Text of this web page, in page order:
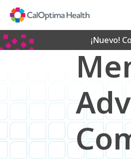
Content
¡Nuevo!